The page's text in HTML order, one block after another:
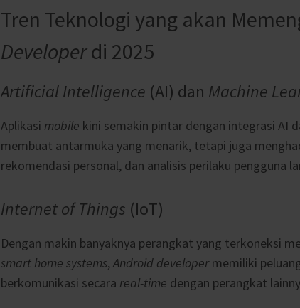
Tren Teknologi yang akan
Developerdi 2025
Artificial Intelligence (AI) dan Machine
Aplikasi mobile kini semakin pintar dengan integrasi AI
membuat antarmuka yang menarik, tetapi juga
rekomendasi personal, dan analisis perilaku pengguna
Internet of Things (IoT)
Dengan makin banyaknya perangkat yang terkoneksi
smart home systems,Android developermemiliki
berkomunikasi secara real-time dengan perangkat